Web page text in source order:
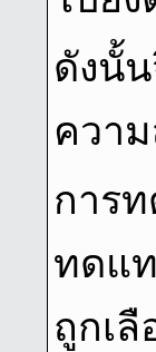
ดังนั้น
ควา
การ
ทดแ
ถูกเลื